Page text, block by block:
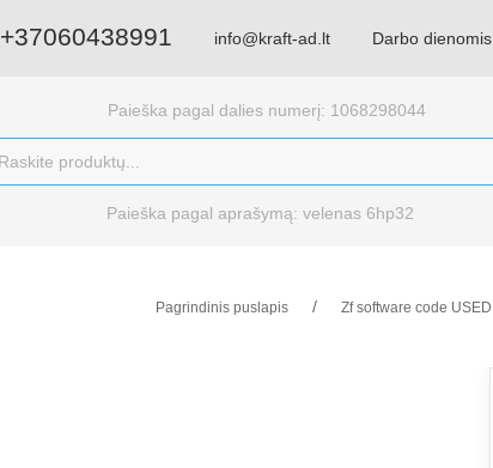
+37060438991 info@kraft-ad.lt Darbo
Paieška pagal dalies numerį: 1068298044
Paieška pagal aprašymą: velenas 6hp32
Pagrindinis puslapis Zf software code USED